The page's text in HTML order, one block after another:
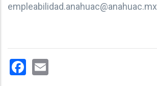
empleabilidad.anahuac@anahuac.mx
Facebook